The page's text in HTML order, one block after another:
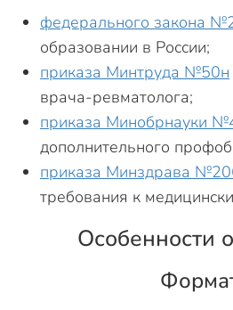
федерального закона
образовании в России;
приказа Минтруда №50н
врача-ревматолога;
приказа Минобрнауки
дополнительного
приказа Минздрава
требования к
Особенности